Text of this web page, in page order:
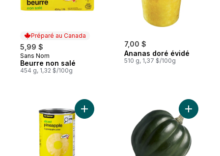
Préparé au Canada
5,99 $
Préparé au Canada
Sans Nom
Beurre non salé
454 g, 1,32 $/100g
7,00 $
Ananas doré évidé
510 g, 1,37 $/100g
Ajouter Ananas en tranches dans du jus
Ajouter